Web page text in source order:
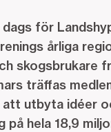
för
årliga
skogsbrukare
träffas
utbyta idéer
på hela 18,9